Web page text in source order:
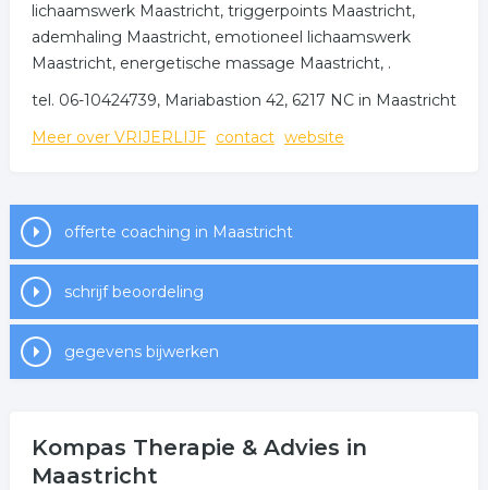
lichaamswerk Maastricht, triggerpoints Maastricht,
ademhaling Maastricht, emotioneel lichaamswerk
Maastricht, energetische massage Maastricht, .
tel. 06-10424739, Mariabastion 42, 6217 NC in Maastricht
Meer over VRIJERLIJF contact website
offerte coaching in Maastricht
schrijf beoordeling
gegevens bijwerken
Kompas Therapie & Advies in
Maastricht